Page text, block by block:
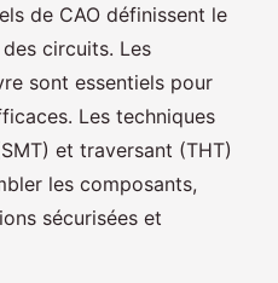
de CAO définissent le
circuits. Les
sont essentiels pour
Les techniques
et traversant (THT)
les composants,
sécurisées et